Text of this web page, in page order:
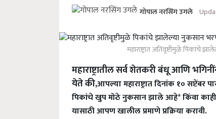
गोपाल नरसिंग उगले
महाराष्ट्रात अतिवृष्टीमुळे पिकांचे
महाराष्ट्रातील सर्व शेतकरी बंधू आणि
येते की,आपल्या महाराष्ट्रात दिनांक १०
पिकांचे खुप मोठे नुकसान झाले आहे* किंवा
यासाठी आपण खालील प्रमाणे प्रक्रिया करावी.